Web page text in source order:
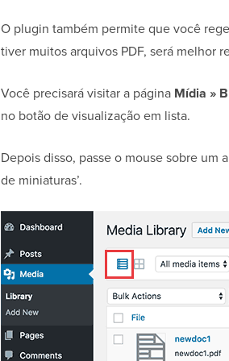
O plugin também permite que você
tiver muitos arquivos PDF, será melhor
Você precisará visitar a página Mídia »
no botão de visualização em lista.
Depois disso, passe o mouse sobre um
de miniaturas’.